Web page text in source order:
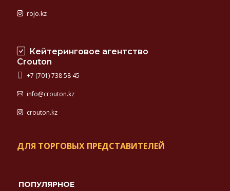
rojo.kz
Кейтеринговое агентство
Crouton
+7 (701) 738 58 45
info@crouton.kz
crouton.kz
ДЛЯ ТОРГОВЫХ ПРЕДСТАВИТЕЛЕЙ
ПОПУЛЯРНОЕ